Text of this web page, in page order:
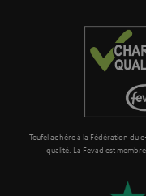
a
n
e
Teufel adhère à la Fédération du
qualité. La Fevad est